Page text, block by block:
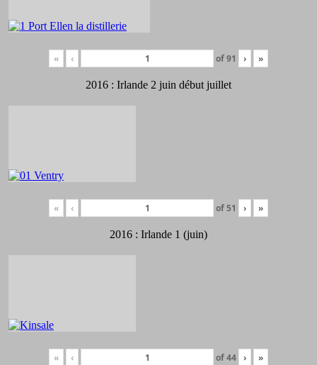
« ‹ of91 › »
2016 : Irlande 2 juin début juillet
« ‹ of51 › »
2016 : Irlande 1 (juin)
« ‹ of44 › »